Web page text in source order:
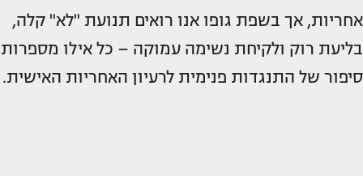
אחריות, אך בשפת גופו אנו רואים תנועת "לא" קלה,
בליעת רוק ולקיחת נשימה עמוקה – כל אילו מספרות
סיפור של התנגדות פנימית לרעיון האחריות האישית.